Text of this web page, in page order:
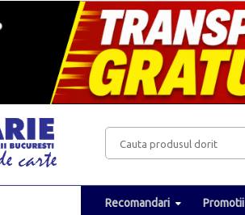
Recomandari Promotii